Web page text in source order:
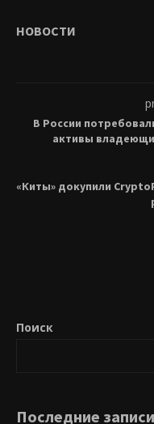
НОВОСТИ
В России
активы
«Киты» докупили
Поиск
Последние записи